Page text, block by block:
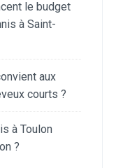
le budget
à Saint-
aux
courts ?
à Toulon
?